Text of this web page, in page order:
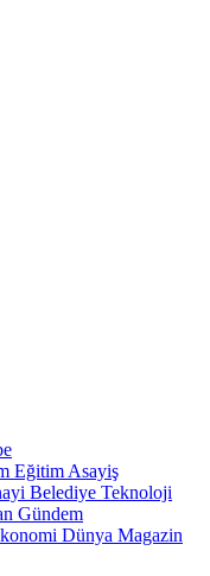
Eğitim Asayiş
Belediye Teknoloji
Gündem
Dünya Magazin